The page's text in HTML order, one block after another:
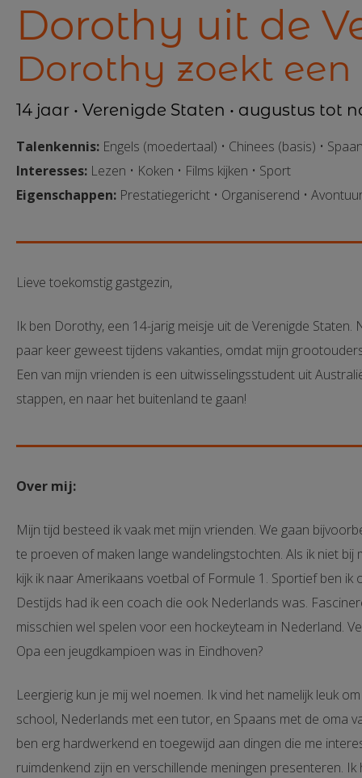
Dorothy uit de
Dorothy zoekt
14 jaar • Verenigde Staten • augustus tot
Talenkennis: Engels (moedertaal) • Chinees (basis) •
Interesses: Lezen • Koken • Films kijken • Sport
Eigenschappen: Prestatiegericht • Organiserend •
Lieve toekomstig gastgezin,
Ik ben Dorothy, een 14-jarig meisje uit de Verenigde
paar keer geweest tijdens vakanties, omdat mijn
Een van mijn vrienden is een uitwisselingsstudent uit
stappen, en naar het buitenland te gaan!
Over mij:
Mijn tijd besteed ik vaak met mijn vrienden. We gaan
te proeven of maken lange wandelingstochten. Als ik niet
kijk ik naar Amerikaans voetbal of Formule 1. Sportief ben
Destijds had ik een coach die ook Nederlands was.
misschien wel spelen voor een hockeyteam in Nederland.
Opa een jeugdkampioen was in Eindhoven?
Leergierig kun je mij wel noemen. Ik vind het namelijk leuk
school, Nederlands met een tutor, en Spaans met de oma
ben erg hardwerkend en toegewijd aan dingen die me
ruimdenkend zijn en verschillende meningen presenteren.